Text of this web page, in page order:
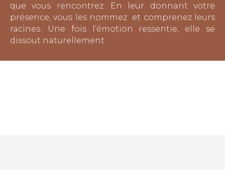
que vous rencontrez. En leur donnant votre
présence, vous les nommez et comprenez leurs
racines. Une fois l’émotion ressentie, elle se
dissout naturellement